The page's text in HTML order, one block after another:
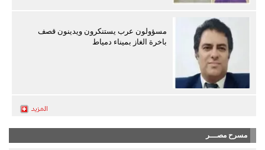
مسؤولون عرب يستنكرون ويدينون قصف
باخرة الغاز بميناء دمياط
مسرح مصـــر